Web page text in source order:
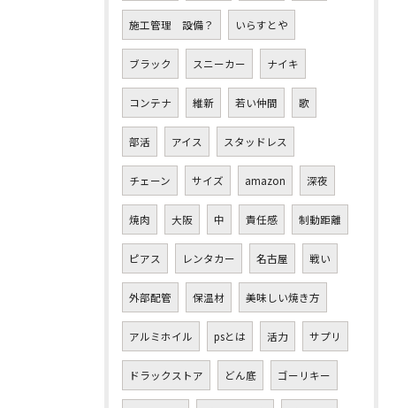
施工管理 設備？ いらすとや
ブラック スニーカー ナイキ
コンテナ 維新 若い仲間 歌
部活 アイス スタッドレス
チェーン サイズ amazon 深夜
焼肉 大阪 中 責任感 制動距離
ピアス レンタカー 名古屋 戦い
外部配管 保温材 美味しい焼き方
アルミホイル psとは 活力 サプリ
ドラックストア どん底 ゴーリキー